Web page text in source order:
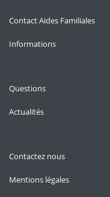
Contact Aides Familiales
Informations
Questions
Actualités
Contactez nous
Mentions légales